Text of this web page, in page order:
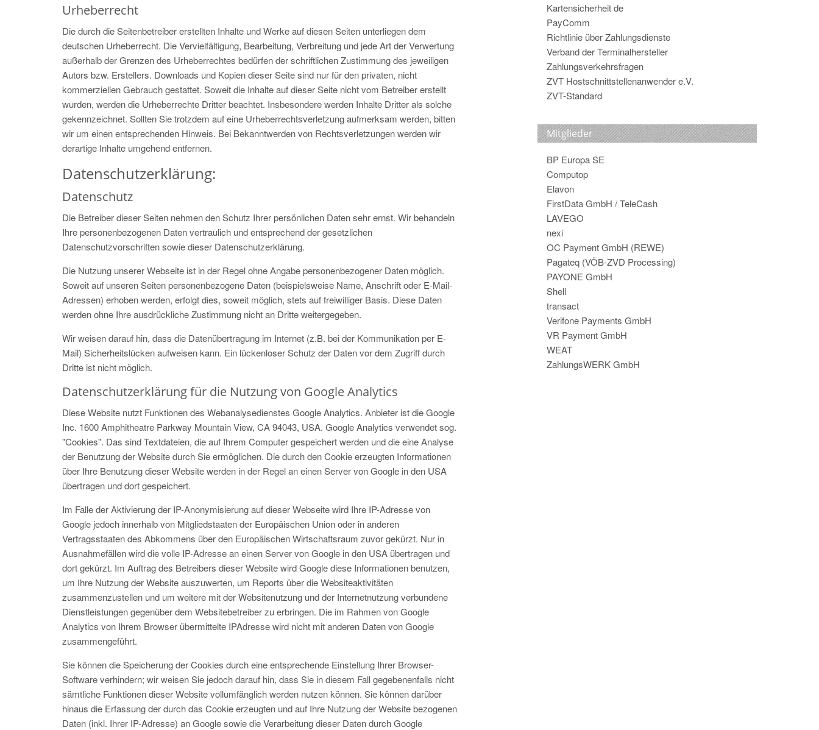
Urheberrecht
Die durch die Seitenbetreiber erstellten Inhalte und Werke auf diesen Seiten unterliegen dem
deutschen Urheberrecht. Die Vervielfältigung, Bearbeitung, Verbreitung und jede Art der Verwertung
außerhalb der Grenzen des Urheberrechtes bedürfen der schriftlichen Zustimmung des jeweiligen
Autors bzw. Erstellers. Downloads und Kopien dieser Seite sind nur für den privaten, nicht
kommerziellen Gebrauch gestattet. Soweit die Inhalte auf dieser Seite nicht vom Betreiber erstellt
wurden, werden die Urheberrechte Dritter beachtet. Insbesondere werden Inhalte Dritter als solche
gekennzeichnet. Sollten Sie trotzdem auf eine Urheberrechtsverletzung aufmerksam werden, bitten
wir um einen entsprechenden Hinweis. Bei Bekanntwerden von Rechtsverletzungen werden wir
derartige Inhalte umgehend entfernen.
Datenschutzerklärung:
Datenschutz
Die Betreiber dieser Seiten nehmen den Schutz Ihrer persönlichen Daten sehr ernst. Wir behandeln
Ihre personenbezogenen Daten vertraulich und entsprechend der gesetzlichen
Datenschutzvorschriften sowie dieser Datenschutzerklärung.
Die Nutzung unserer Webseite ist in der Regel ohne Angabe personenbezogener Daten möglich.
Soweit auf unseren Seiten personenbezogene Daten (beispielsweise Name, Anschrift oder E-Mail-
Adressen) erhoben werden, erfolgt dies, soweit möglich, stets auf freiwilliger Basis. Diese Daten
werden ohne Ihre ausdrückliche Zustimmung nicht an Dritte weitergegeben.
Wir weisen darauf hin, dass die Datenübertragung im Internet (z.B. bei der Kommunikation per E-
Mail) Sicherheitslücken aufweisen kann. Ein lückenloser Schutz der Daten vor dem Zugriff durch
Dritte ist nicht möglich.
Datenschutzerklärung für die Nutzung von Google Analytics
Diese Website nutzt Funktionen des Webanalysedienstes Google Analytics. Anbieter ist die Google
Inc. 1600 Amphitheatre Parkway Mountain View, CA 94043, USA. Google Analytics verwendet sog.
"Cookies". Das sind Textdateien, die auf Ihrem Computer gespeichert werden und die eine Analyse
der Benutzung der Website durch Sie ermöglichen. Die durch den Cookie erzeugten Informationen
über Ihre Benutzung dieser Website werden in der Regel an einen Server von Google in den USA
übertragen und dort gespeichert.
Im Falle der Aktivierung der IP-Anonymisierung auf dieser Webseite wird Ihre IP-Adresse von
Google jedoch innerhalb von Mitgliedstaaten der Europäischen Union oder in anderen
Vertragsstaaten des Abkommens über den Europäischen Wirtschaftsraum zuvor gekürzt. Nur in
Ausnahmefällen wird die volle IP-Adresse an einen Server von Google in den USA übertragen und
dort gekürzt. Im Auftrag des Betreibers dieser Website wird Google diese Informationen benutzen,
um Ihre Nutzung der Website auszuwerten, um Reports über die Websiteaktivitäten
zusammenzustellen und um weitere mit der Websitenutzung und der Internetnutzung verbundene
Dienstleistungen gegenüber dem Websitebetreiber zu erbringen. Die im Rahmen von Google
Analytics von Ihrem Browser übermittelte IPAdresse wird nicht mit anderen Daten von Google
zusammengeführt.
Sie können die Speicherung der Cookies durch eine entsprechende Einstellung Ihrer Browser-
Software verhindern; wir weisen Sie jedoch darauf hin, dass Sie in diesem Fall gegebenenfalls nicht
sämtliche Funktionen dieser Website vollumfänglich werden nutzen können. Sie können darüber
hinaus die Erfassung der durch das Cookie erzeugten und auf Ihre Nutzung der Website bezogenen
Daten (inkl. Ihrer IP-Adresse) an Google sowie die Verarbeitung dieser Daten durch Google
Kartensicherheit de
PayComm
Richtlinie über Zahlungsdienste
Verband der Terminalhersteller
Zahlungsverkehrsfragen
ZVT Hostschnittstellenanwender e.V.
ZVT-Standard
Mitglieder
BP Europa SE
Computop
Elavon
FirstData GmbH / TeleCash
LAVEGO
nexi
OC Payment GmbH (REWE)
Pagateq (VÖB-ZVD Processing)
PAYONE GmbH
Shell
transact
Verifone Payments GmbH
VR Payment GmbH
WEAT
ZahlungsWERK GmbH